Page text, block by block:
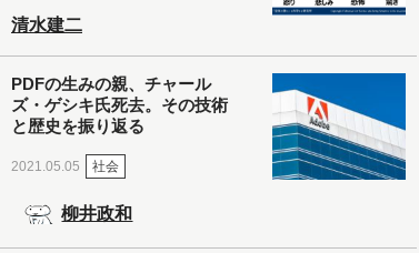
清水建二
PDFの生みの親、チャール
ズ・ゲシキ氏死去。その技術
と歴史を振り返る
2021.05.05 社会
柳井政和